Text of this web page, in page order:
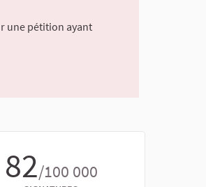
une pétition ayant
82/100 000